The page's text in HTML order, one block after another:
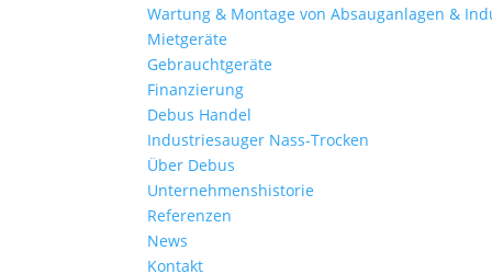
Wartung & Montage von Absauganlagen &
Mietgeräte
Gebrauchtgeräte
Finanzierung
Debus Handel
Industriesauger Nass-Trocken
Über Debus
Unternehmenshistorie
Referenzen
News
Kontakt